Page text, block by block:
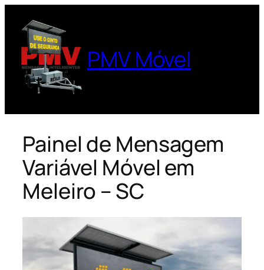
para
conteúdo
PMV Móvel
Painel de Mensagem
Variável Móvel em
Meleiro – SC